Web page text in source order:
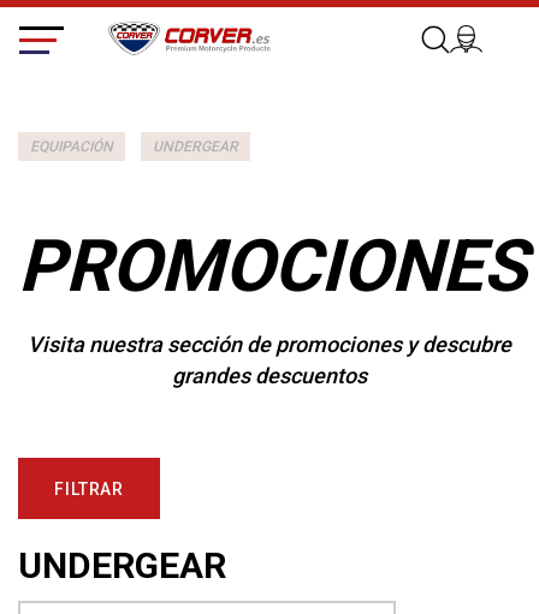
EQUIPACIÓN UNDERGEAR
PROMOCIONES
Visita nuestra sección de promociones y descubre
grandes descuentos
FILTRAR
UNDERGEAR